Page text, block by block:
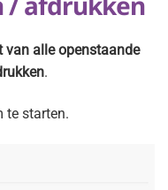
van alle openstaande
.
te starten.